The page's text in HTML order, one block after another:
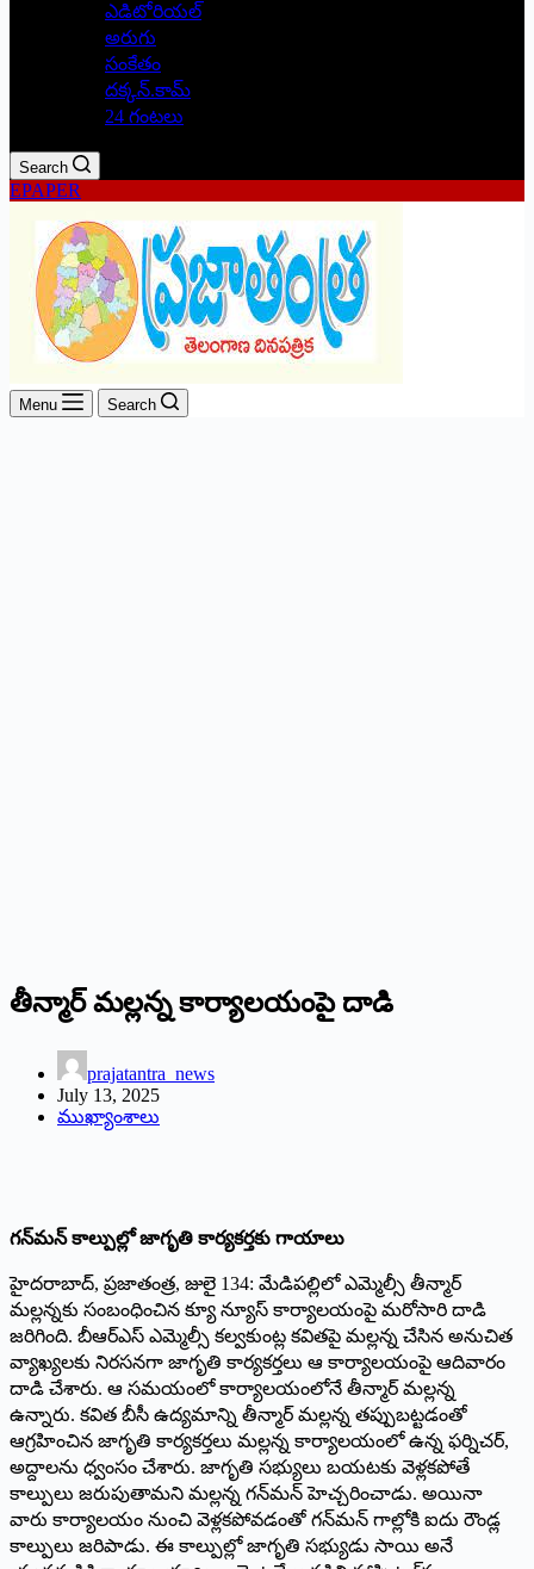
ఎడిటోరియల్
అరుగు
సంకేతం
దక్కన్.కామ్
24 గంటలు
Search
EPAPER
Menu Search
తీన్మార్‌ మల్లన్న కార్యాలయంపై దాడి
prajatantra_news
July 13, 2025
ముఖ్యాంశాలు
గన్‌మన్‌ కాల్పుల్లో జాగృతి కార్యకర్తకు గాయాలు
హైదరాబాద్‌, ప్రజాతంత్ర, జులై 134: మేడిపల్లిలో ఎమ్మెల్సీ తీన్మార్‌
మల్లన్నకు సంబంధించిన క్యూ న్యూస్‌ కార్యాలయంపై మరోసారి దాడి
జరిగింది. బీఆర్‌ఎస్‌ ఎమ్మెల్సీ కల్వకుంట్ల కవితపై మల్లన్న చేసిన అనుచిత
వ్యాఖ్యలకు నిరసనగా జాగృతి కార్యకర్తలు ఆ కార్యాలయంపై ఆదివారం
దాడి చేశారు. ఆ సమయంలో కార్యాలయంలోనే తీన్మార్‌ మల్లన్న
ఉన్నారు. కవిత బీసీ ఉద్యమాన్ని తీన్మార్‌ మల్లన్న తప్పుబట్టడంతో
ఆగ్రహించిన జాగృతి కార్యకర్తలు మల్లన్న కార్యాలయంలో ఉన్న ఫర్నిచర్‌,
అద్దాలను ధ్వంసం చేశారు. జాగృతి సభ్యులు బయటకు వెళ్లకపోతే
కాల్పులు జరుపుతామని మల్లన్న గన్‌మన్‌ హెచ్చరించాడు. అయినా
వారు కార్యాలయం నుంచి వెళ్లకపోవడంతో గన్‌మన్‌ గాల్లోకి ఐదు రౌండ్ల
కాల్పులు జరిపాడు. ఈ కాల్పుల్లో జాగృతి సభ్యుడు సాయి అనే